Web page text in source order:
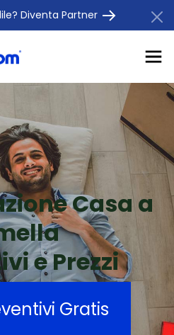
Diventa Partner
Casa a
e Prezzi
Gratis